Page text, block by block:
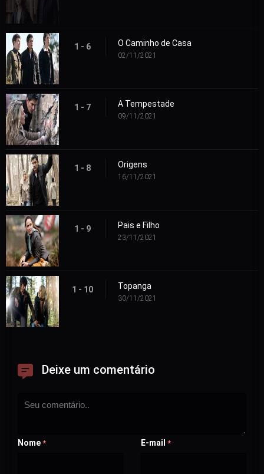
1 - 6 O Caminho de Casa
02/11/2021
1 - 7 A Tempestade
09/11/2021
1 - 8 Origens
16/11/2021
1 - 9 Pais e Filho
23/11/2021
1 - 10 Topanga
30/11/2021
Deixe um comentário
Nome * E-mail *